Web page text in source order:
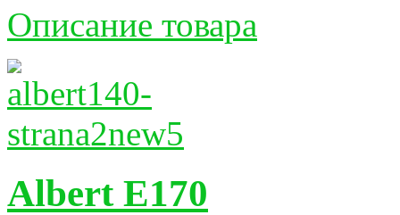
Описание товара
Albert E170